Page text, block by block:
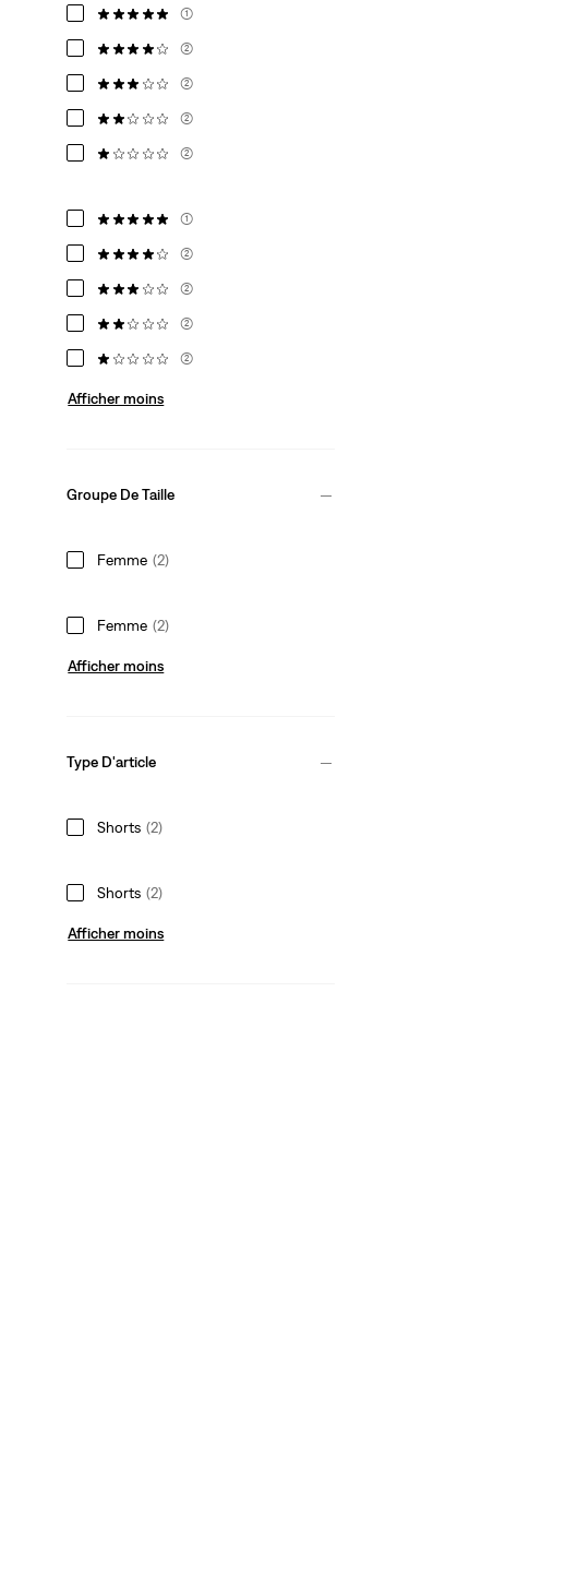
(1)
(2)
(2)
(2)
(2)
(1)
(2)
(2)
(2)
(2)
Afficher moins
Groupe De Taille
Femme (2)
Femme (2)
Afficher moins
Type D'article
Shorts (2)
Shorts (2)
Afficher moins